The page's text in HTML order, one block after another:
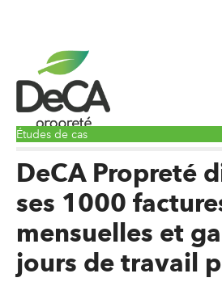
Études de cas
DeCA Propreté
ses 1000
mensuelles et
jours de travail